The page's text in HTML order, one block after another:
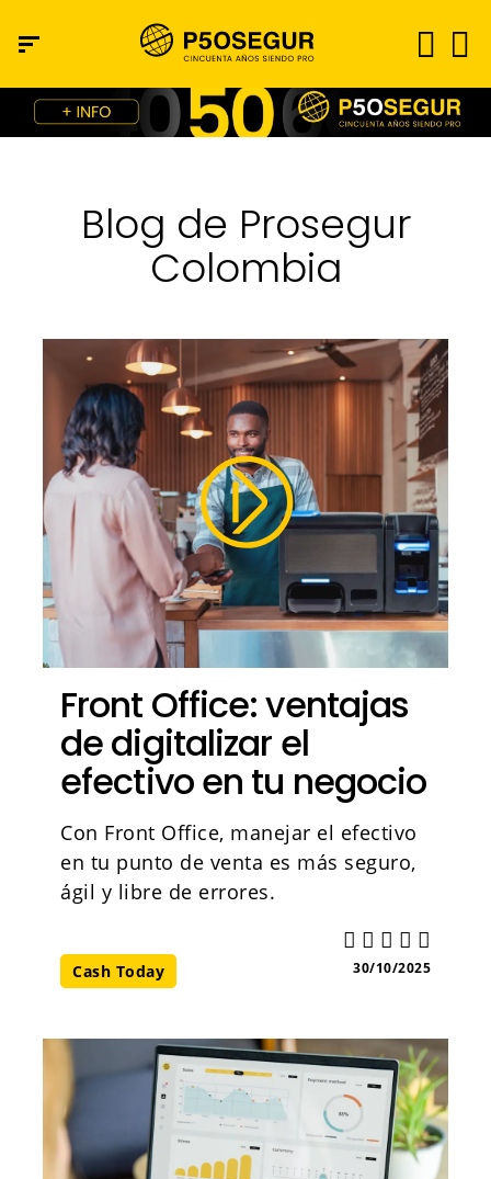
Blog de Prosegur
Colombia
Front Office: ventajas
de digitalizar el
efectivo en tu negocio
Con Front Office, manejar el efectivo
en tu punto de venta es más seguro,
ágil y libre de errores.
Cash Today 30/10/2025